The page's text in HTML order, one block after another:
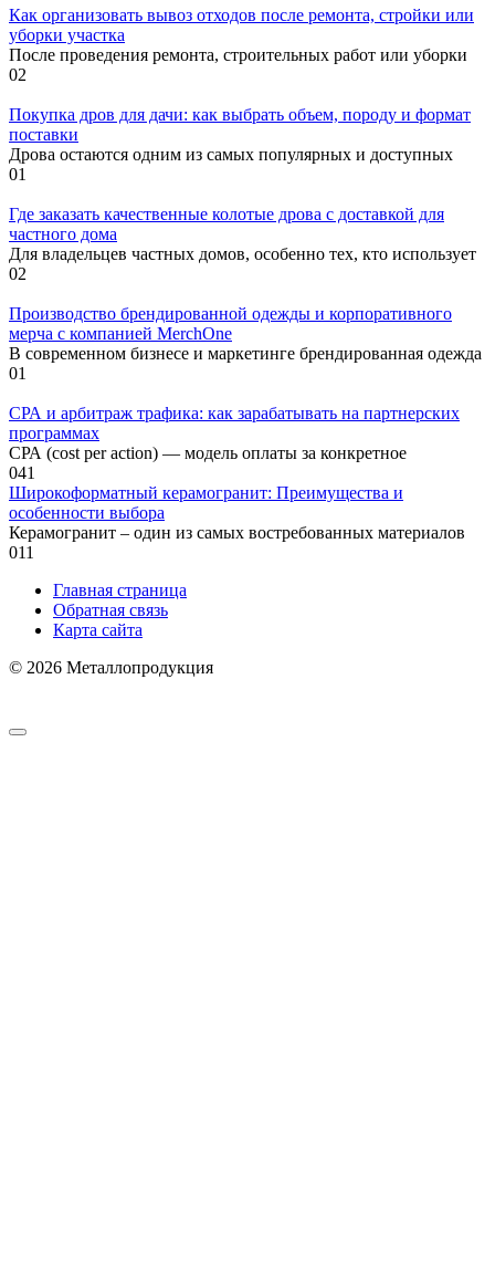
Как организовать вывоз отходов после ремонта, стройки или
уборки участка
После проведения ремонта, строительных работ или уборки
02
Покупка дров для дачи: как выбрать объем, породу и формат
поставки
Дрова остаются одним из самых популярных и доступных
01
Где заказать качественные колотые дрова с доставкой для
частного дома
Для владельцев частных домов, особенно тех, кто использует
02
Производство брендированной одежды и корпоративного
мерча с компанией MerchOne
В современном бизнесе и маркетинге брендированная одежда
01
СРА и арбитраж трафика: как зарабатывать на партнерских
программах
СРА (cost per action) — модель оплаты за конкретное
041
Широкоформатный керамогранит: Преимущества и
особенности выбора
Керамогранит – один из самых востребованных материалов
011
Главная страница
Обратная связь
Карта сайта
© 2026 Металлопродукция